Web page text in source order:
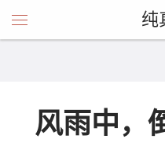
纯
风雨中，